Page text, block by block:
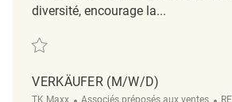
diversité, encourage la...
Sauvegarder Verkäufer (m/w/d) REQ138419
VERKÄUFER (M/W/D)
Catégorie